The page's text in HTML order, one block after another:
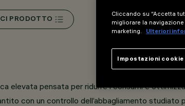
PRODOTTO
elevata pensata per ridurre i consumi e
con un controllo dell’abbagliamento studiato
Cliccando su “Accetta
migliorare la
marketing.
Ulteriori
Impostazioni cookie